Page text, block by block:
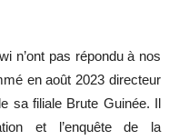
n’ont pas répondu à nos
en août 2023 directeur
sa filiale Brute Guinée. Il
et l’enquête de la